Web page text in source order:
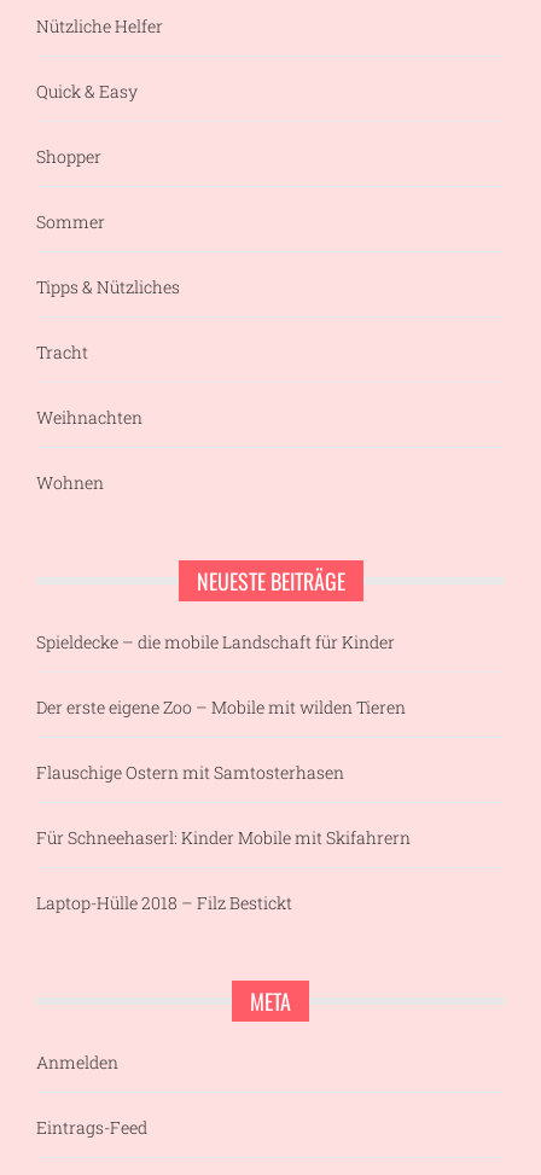
Nützliche Helfer
Quick & Easy
Shopper
Sommer
Tipps & Nützliches
Tracht
Weihnachten
Wohnen
NEUESTE BEITRÄGE
Spieldecke – die mobile Landschaft für Kinder
Der erste eigene Zoo – Mobile mit wilden Tieren
Flauschige Ostern mit Samtosterhasen
Für Schneehaserl: Kinder Mobile mit Skifahrern
Laptop-Hülle 2018 – Filz Bestickt
META
Anmelden
Eintrags-Feed